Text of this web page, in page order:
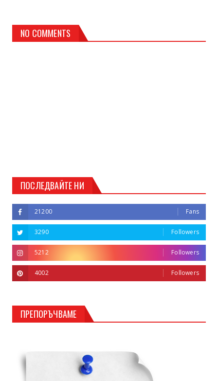
NO COMMENTS
ПОСЛЕДВАЙТЕ НИ
21200 Fans
3290 Followers
5212 Followers
4002 Followers
ПРЕПОРЪЧВАМЕ